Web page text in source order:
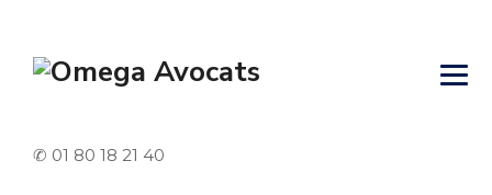
✆ 01 80 18 21 40